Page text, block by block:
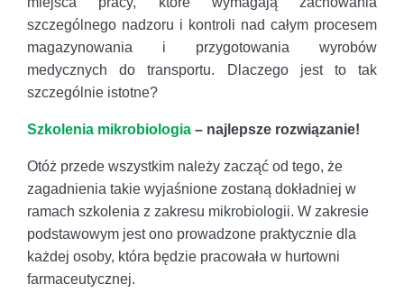
szczególnego nadzoru i kontroli nad całym procesem
magazynowania i przygotowania wyrobów
medycznych do transportu. Dlaczego jest to tak
szczególnie istotne?
Szkolenia mikrobiologia – najlepsze rozwiązanie!
Otóż przede wszystkim należy zacząć od tego, że
zagadnienia takie wyjaśnione zostaną dokładniej w
ramach szkolenia z zakresu mikrobiologii. W zakresie
podstawowym jest ono prowadzone praktycznie dla
każdej osoby, która będzie pracowała w hurtowni
farmaceutycznej.